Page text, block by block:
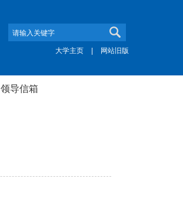
大学主页 网站旧版
领导信箱